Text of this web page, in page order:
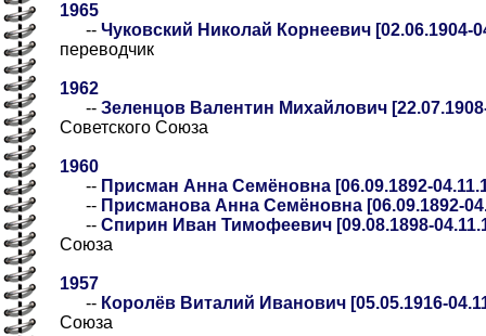
1965
-- Чуковский Николай Корнеевич [02.06.1904-
переводчик
1962
-- Зеленцов Валентин Михайлович
Советского Союза
1960
-- Присман Анна Семёновна [06.09.1892-
-- Присманова Анна Семёновна [06.09.1892-
-- Спирин Иван Тимофеевич [09.08.1898-
Союза
1957
-- Королёв Виталий Иванович [05.05.1916-
Союза